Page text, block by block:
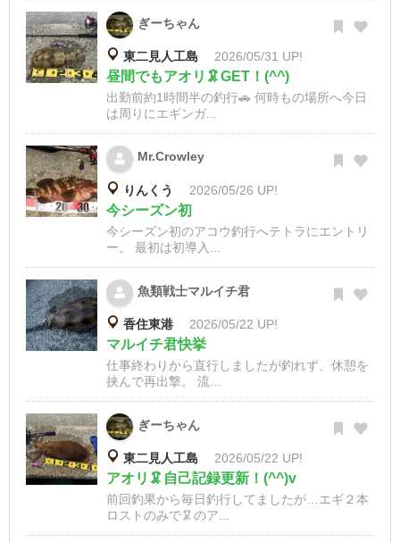
ぎーちゃん
東二見人工島 2026/05/31 UP!
昼間でもアオリ🦑GET！(^^)
出勤前約1時間半の釣行🚗 何時もの場所へ今日
は周りにエギンガ...
Mr.Crowley
りんくう 2026/05/26 UP!
今シーズン初
今シーズン初のアコウ釣行へテトラにエントリ
ー。 最初は初導入...
魚類戦士マルイチ君
香住東港 2026/05/22 UP!
マルイチ君快挙
仕事終わりから直行しましたが釣れず、休憩を
挟んで再出撃。 流...
ぎーちゃん
東二見人工島 2026/05/22 UP!
アオリ🦑自己記録更新！(^^)v
前回釣果から毎日釣行してましたが…エギ２本
ロストのみで🦑のア...